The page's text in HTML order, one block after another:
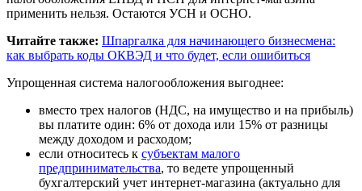
применить нельзя. Остаются УСН и ОСНО.
Читайте также: Шпаргалка для начинающего бизнесмена:
как выбрать коды ОКВЭД и что будет, если ошибиться
Упрощенная система налогообложения выгоднее:
вместо трех налогов (НДС, на имущество и на прибыль)
вы платите один: 6% от дохода или 15% от разницы
между доходом и расходом;
если относитесь к субъектам малого
предпринимательства, то ведете упрощенный
бухгалтерский учет интернет-магазина (актуально для